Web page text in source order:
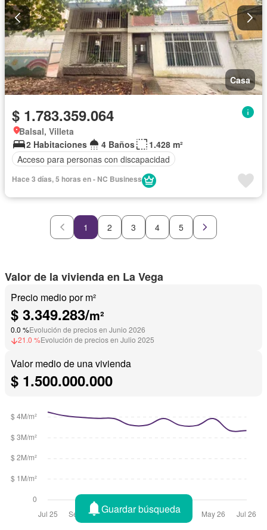
Casa
$ 1.783.359.064
Balsal, Villeta
2 Habitaciones
4 Baños
1.428 m²
Acceso para personas con discapacidad
Hace 3 días, 5 horas en - NC Business
1 2 3 4 5
Valor de la vivienda en La Vega
Precio medio por m²
$ 3.349.283/m²
0.0 %Evolución de precios en Junio 2026
21.0 %Evolución de precios en Julio 2025
Valor medio de una vivienda
$ 1.500.000.000
Guardar búsqueda